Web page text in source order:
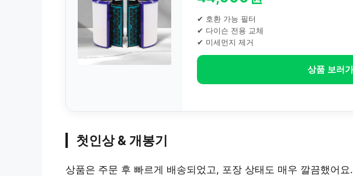
✔ 호환 가능 필터
✔ 다이슨 전용 교체
✔ 미세먼지 제거
상품 보러
첫인상 & 개봉기
상품은 주문 후 빠르게 배송되었고, 포장 상태도 매우 깔끔했어